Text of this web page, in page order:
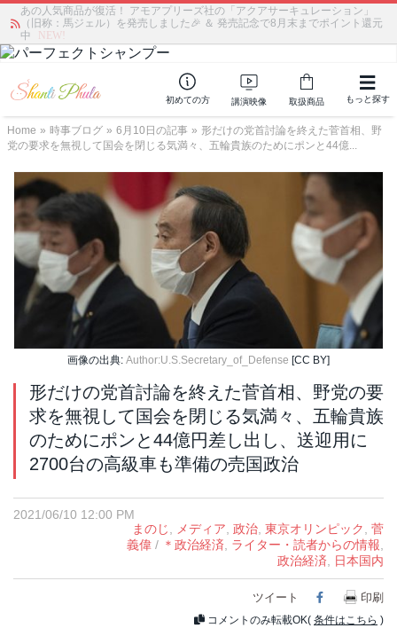
あの人気商品が復活！ アモアプリーズ社の「アクアサーキュレーション」
（旧称：馬ジェル）を発売しました🎉 ＆ 発売記念で8月末までポイント還元
中
NEW!
初めての方 講演映像 取扱商品 もっと探す
Home » 時事ブログ » 6月10日の記事 » 形だけの党首討論を終えた菅首相、野
党の要求を無視して国会を閉じる気満々、五輪貴族のためにポンと44億...
画像の出典: Author:U.S.Secretary_of_Defense [CC BY]
形だけの党首討論を終えた菅首相、野党の要
求を無視して国会を閉じる気満々、五輪貴族
のためにポンと44億円差し出し、送迎用に
2700台の高級車も準備の売国政治
2021/06/10 12:00 PM
まのじ, メディア, 政治, 東京オリンピック, 菅
義偉 / ＊政治経済, ライター・読者からの情報,
政治経済, 日本国内
ツイート Facebook
印刷
コメントのみ転載OK( 条件はこちら )